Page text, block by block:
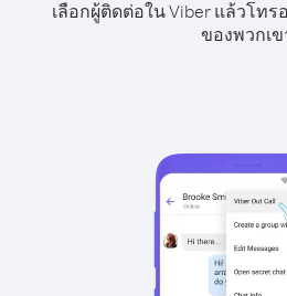
เลือกผู้ติดต่อใน Viber แล้วโท
ของพวกเข